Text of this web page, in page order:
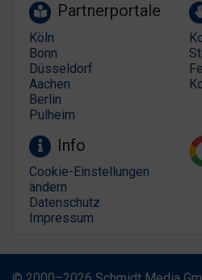
Partnerportale
Köln
Bonn
Düsseldorf
Aachen
Berlin
Pulheim
Info
Cookie-Einstellungen
ändern
Datenschutz
Impressum